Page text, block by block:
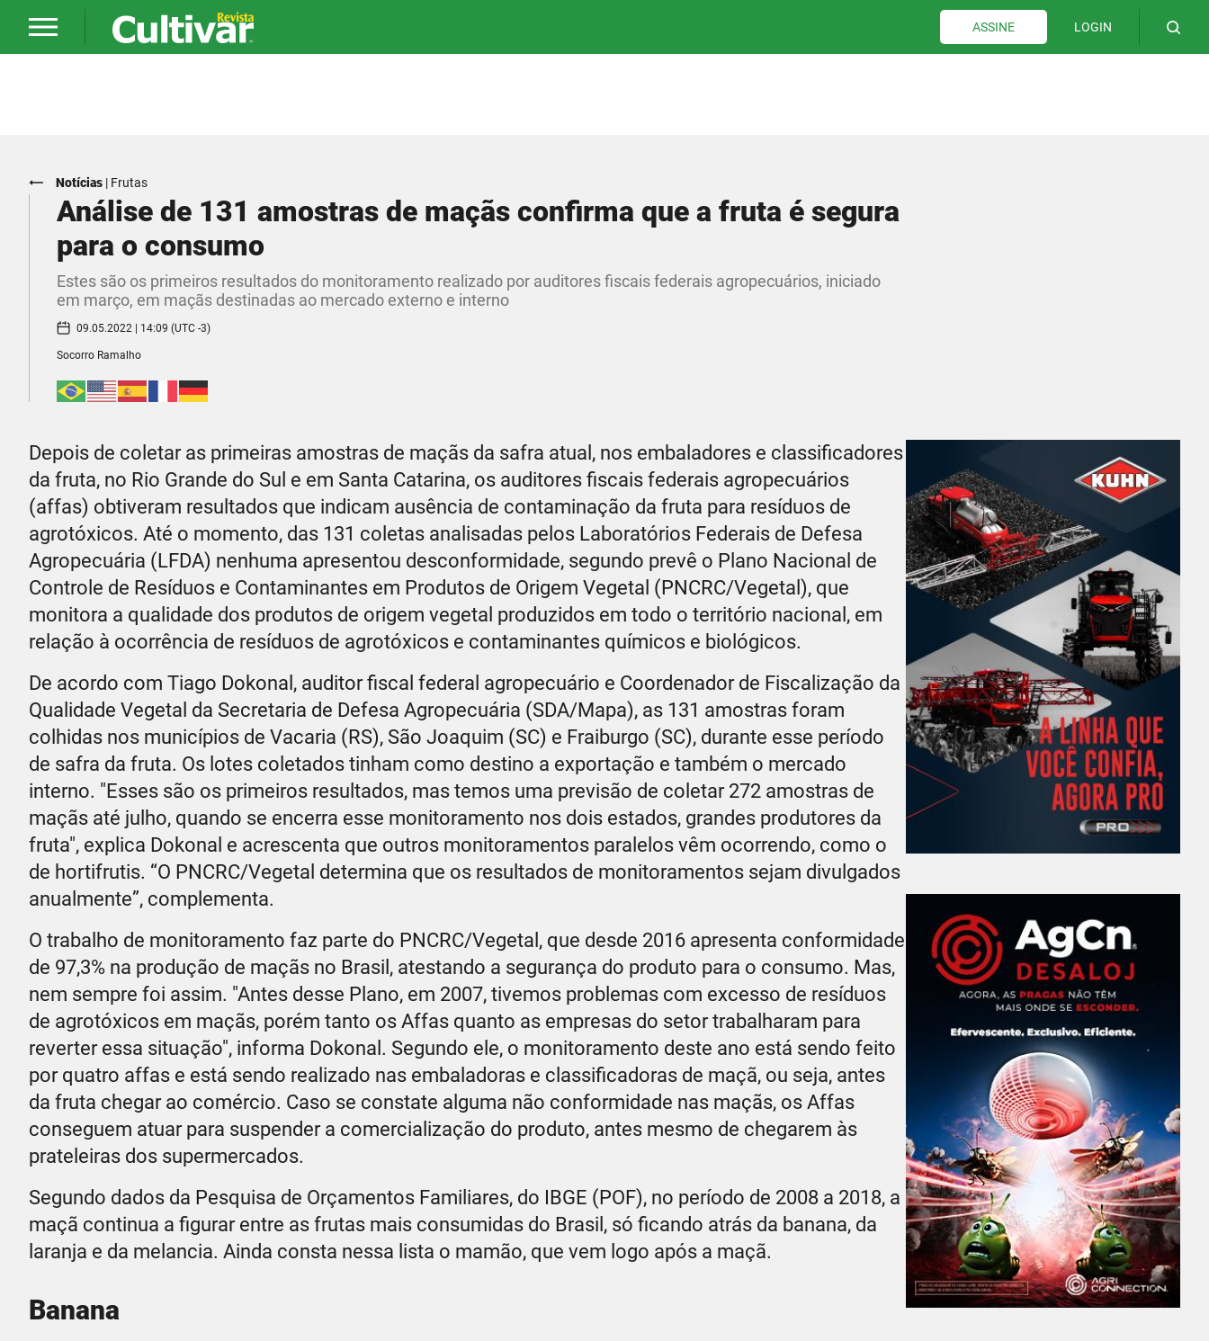
ASSINE LOGIN
Notícias | Frutas
Análise de 131 amostras de maçãs confirma que a fruta é segura
para o consumo
Estes são os primeiros resultados do monitoramento realizado por auditores fiscais federais agropecuários, iniciado
em março, em maçãs destinadas ao mercado externo e interno
09.05.2022 | 14:09 (UTC -3)
Socorro Ramalho
Depois de coletar as primeiras amostras de maçãs da safra atual, nos embaladores e classificadores
da fruta, no Rio Grande do Sul e em Santa Catarina, os auditores fiscais federais agropecuários
(affas) obtiveram resultados que indicam ausência de contaminação da fruta para resíduos de
agrotóxicos. Até o momento, das 131 coletas analisadas pelos Laboratórios Federais de Defesa
Agropecuária (LFDA) nenhuma apresentou desconformidade, segundo prevê o Plano Nacional de
Controle de Resíduos e Contaminantes em Produtos de Origem Vegetal (PNCRC/Vegetal), que
monitora a qualidade dos produtos de origem vegetal produzidos em todo o território nacional, em
relação à ocorrência de resíduos de agrotóxicos e contaminantes químicos e biológicos.
De acordo com Tiago Dokonal, auditor fiscal federal agropecuário e Coordenador de Fiscalização da
Qualidade Vegetal da Secretaria de Defesa Agropecuária (SDA/Mapa), as 131 amostras foram
colhidas nos municípios de Vacaria (RS), São Joaquim (SC) e Fraiburgo (SC), durante esse período
de safra da fruta. Os lotes coletados tinham como destino a exportação e também o mercado
interno. "Esses são os primeiros resultados, mas temos uma previsão de coletar 272 amostras de
maçãs até julho, quando se encerra esse monitoramento nos dois estados, grandes produtores da
fruta", explica Dokonal e acrescenta que outros monitoramentos paralelos vêm ocorrendo, como o
de hortifrutis. “O PNCRC/Vegetal determina que os resultados de monitoramentos sejam divulgados
anualmente”, complementa.
O trabalho de monitoramento faz parte do PNCRC/Vegetal, que desde 2016 apresenta conformidade
de 97,3% na produção de maçãs no Brasil, atestando a segurança do produto para o consumo. Mas,
nem sempre foi assim. "Antes desse Plano, em 2007, tivemos problemas com excesso de resíduos
de agrotóxicos em maçãs, porém tanto os Affas quanto as empresas do setor trabalharam para
reverter essa situação", informa Dokonal. Segundo ele, o monitoramento deste ano está sendo feito
por quatro affas e está sendo realizado nas embaladoras e classificadoras de maçã, ou seja, antes
da fruta chegar ao comércio. Caso se constate alguma não conformidade nas maçãs, os Affas
conseguem atuar para suspender a comercialização do produto, antes mesmo de chegarem às
prateleiras dos supermercados.
Segundo dados da Pesquisa de Orçamentos Familiares, do IBGE (POF), no período de 2008 a 2018, a
maçã continua a figurar entre as frutas mais consumidas do Brasil, só ficando atrás da banana, da
laranja e da melancia. Ainda consta nessa lista o mamão, que vem logo após a maçã.
Banana